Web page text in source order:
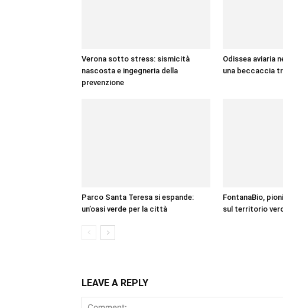
Verona sotto stress: sismicità
nascosta e ingegneria della
prevenzione
Odissea aviaria
una beccaccia
Parco Santa Teresa si espande:
un’oasi verde per la città
FontanaBio,
sul territorio
LEAVE A REPLY